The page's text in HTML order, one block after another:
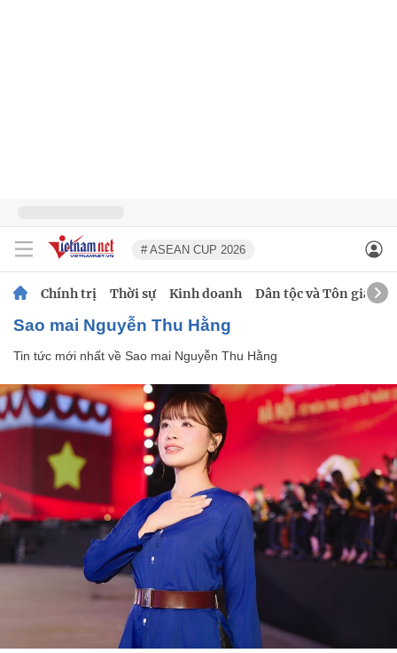
# ASEAN CUP 2026
Chính trị Thời sự Kinh doanh Dân tộc và Tôn giáo
Sao mai Nguyễn Thu Hằng
Tin tức mới nhất về Sao mai Nguyễn Thu Hằng